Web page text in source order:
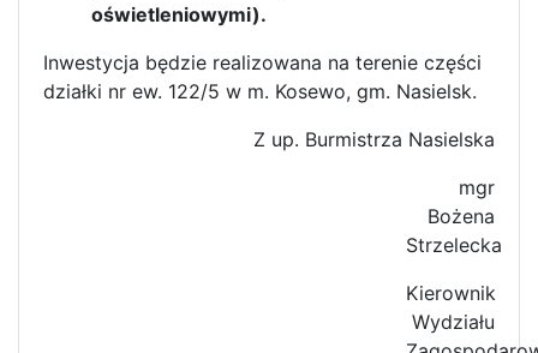
oświetleniowymi).
Inwestycja będzie realizowana na terenie części
działki nr ew. 122/5 w m. Kosewo, gm. Nasielsk.
Z up. Burmistrza Nasielska
mgr
Bożena
Strzelecka
Kierownik
Wydziału